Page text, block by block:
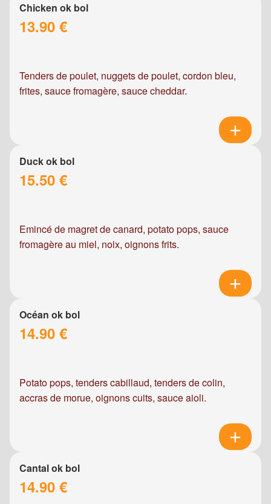
Chicken ok bol
13.90 €
Tenders de poulet, nuggets de poulet, cordon bleu,
frites, sauce fromagère, sauce cheddar.
Duck ok bol
15.50 €
Emincé de magret de canard, potato pops, sauce
fromagère au miel, noix, oignons frits.
Océan ok bol
14.90 €
Potato pops, tenders cabillaud, tenders de colin,
accras de morue, oignons cuits, sauce aioli.
Cantal ok bol
14.90 €